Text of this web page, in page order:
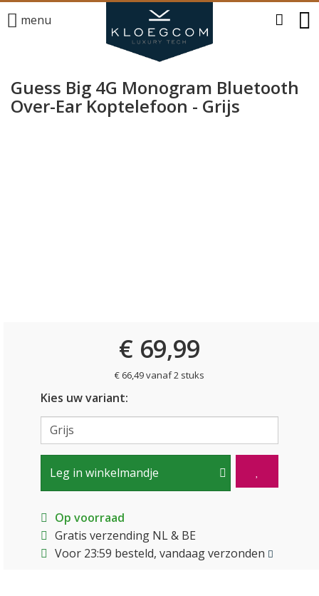
menu
Guess Big 4G Monogram Bluetooth
Over-Ear Koptelefoon - Grijs
€ 69,99
€ 66,49 vanaf 2 stuks
Kies uw variant:
Leg in winkelmandje
Op voorraad
Gratis verzending NL & BE
Voor 23:59 besteld, vandaag verzonden